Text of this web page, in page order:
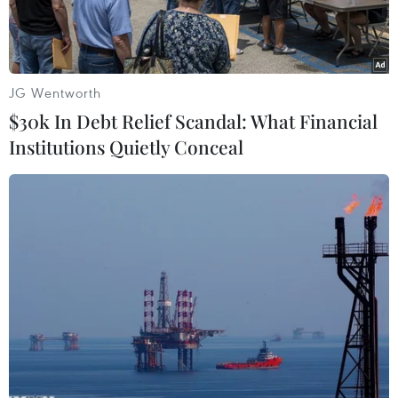
Tòa nhà Quốc hội Mỹ ở thủ đô Washington D.C. (Ảnh: Đoàn
Hùng/TTXVN)
Ngày 4/6, Thượng viện Mỹ đã bác bỏ một đề
xuất của phe Dân chủ nhằm ngăn Bộ Tư pháp
(DOJ) sử dụng nguồn quỹ gần 1,8 tỷ USD được
JG Wentworth
$30k In Debt Relief Scandal: What Financial
Institutions Quietly Conceal